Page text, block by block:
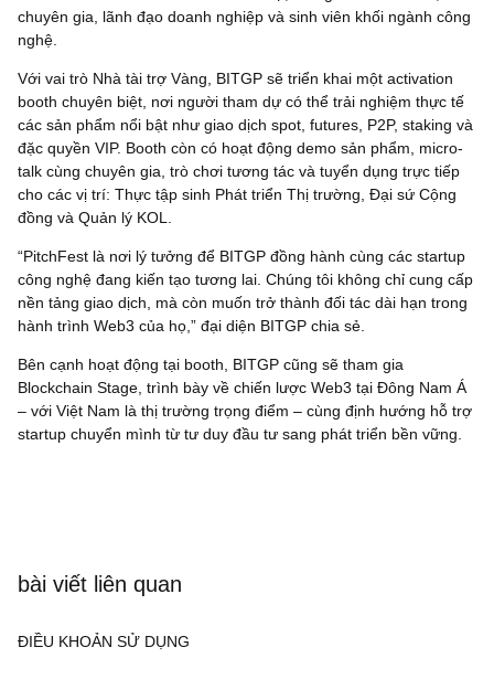
chuyên gia, lãnh đạo doanh nghiệp và sinh viên khối ngành công
nghệ.
Với vai trò Nhà tài trợ Vàng, BITGP sẽ triển khai một activation
booth chuyên biệt, nơi người tham dự có thể trải nghiệm thực tế
các sản phẩm nổi bật như giao dịch spot, futures, P2P, staking và
đặc quyền VIP. Booth còn có hoạt động demo sản phẩm, micro-
talk cùng chuyên gia, trò chơi tương tác và tuyển dụng trực tiếp
cho các vị trí: Thực tập sinh Phát triển Thị trường, Đại sứ Cộng
đồng và Quản lý KOL.
“PitchFest là nơi lý tưởng để BITGP đồng hành cùng các startup
công nghệ đang kiến tạo tương lai. Chúng tôi không chỉ cung cấp
nền tảng giao dịch, mà còn muốn trở thành đối tác dài hạn trong
hành trình Web3 của họ,” đại diện BITGP chia sẻ.
Bên cạnh hoạt động tại booth, BITGP cũng sẽ tham gia
Blockchain Stage, trình bày về chiến lược Web3 tại Đông Nam Á
– với Việt Nam là thị trường trọng điểm – cùng định hướng hỗ trợ
startup chuyển mình từ tư duy đầu tư sang phát triển bền vững.
bài viết liên quan
ĐIỀU KHOẢN SỬ DỤNG